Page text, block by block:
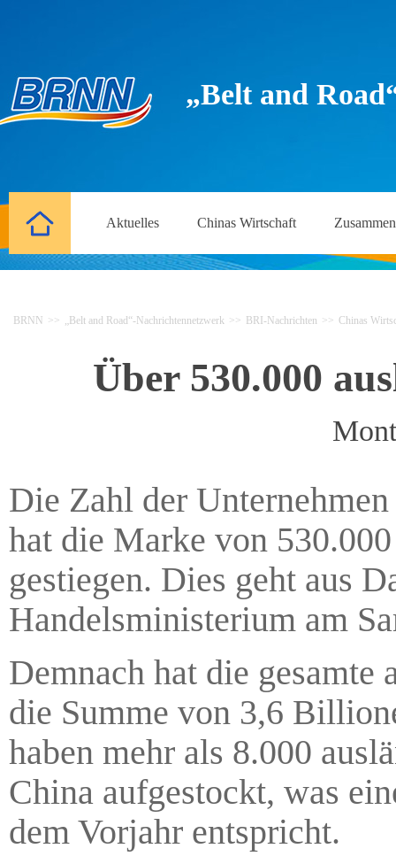
„Belt and
Aktuelles Chinas Wirtschaft
BRNN >> „Belt and Road“-Nachrichtennetzwerk >> BRI-Nachrichten >> Chinas
Über 530.000
Die Zahl der
hat die Marke von
gestiegen. Dies geht aus
Handelsministerium am
Demnach hat die
die Summe von 3,6
haben mehr als 8.000
China aufgestockt, was
dem Vorjahr entspricht.